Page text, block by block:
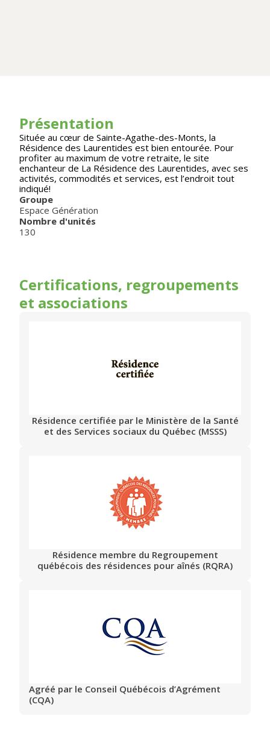
Présentation
Située au cœur de Sainte-Agathe-des-Monts, la
Résidence des Laurentides est bien entourée. Pour
profiter au maximum de votre retraite, le site
enchanteur de La Résidence des Laurentides, avec ses
activités, commodités et services, est l’endroit tout
indiqué!
Groupe
Espace Génération
Nombre d'unités
130
Certifications, regroupements
et associations
Résidence certifiée par le Ministère de la Santé
et des Services sociaux du Québec (MSSS)
Résidence membre du Regroupement
québécois des résidences pour aînés (RQRA)
Agréé par le Conseil Québécois d’Agrément
(CQA)